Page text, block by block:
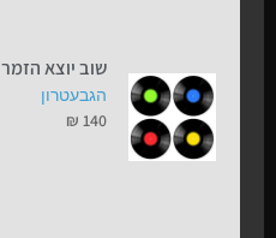
שוב יוצא הזמר
הגבעטרון
₪ 140